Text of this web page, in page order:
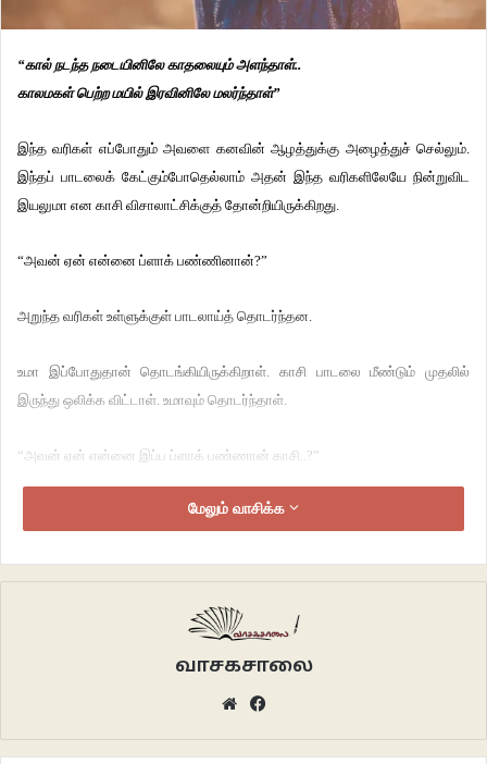
“கால் நடந்த நடையினிலே காதலையும் அளந்தாள்..
காலமகள் பெற்ற மயில் இரவினிலே மலர்ந்தாள்”
இந்த வரிகள் எப்போதும் அவளை கனவின் ஆழத்துக்கு அழைத்துச் செல்லும்.
இந்தப் பாடலைக் கேட்கும்போதெல்லாம் அதன் இந்த வரிகளிலேயே நின்றுவிட
இயலுமா என காசி விசாலாட்சிக்குத் தோன்றியிருக்கிறது.
“அவன் ஏன் என்னை ப்ளாக் பண்ணினான்?”
அறுந்த வரிகள் உள்ளுக்குள் பாடலாய்த் தொடர்ந்தன.
உமா இப்போதுதான் தொடங்கியிருக்கிறாள். காசி பாடலை மீண்டும் முதலில்
இருந்து ஒலிக்க விட்டாள். உமாவும் தொடர்ந்தாள்.
“அவன் ஏன் என்னை இப்ப ப்ளாக் பண்ணான் காசி..?”
“அவள் கண்ணிரெண்டில் ஆடுதம்மா காதல் கொண்ட மனது…”
காசி மெதுவாக முணுமுணுத்தாள்.
“காதல் கொண்ட மனசு எப்படி இருக்கும் தெரியுமா காசி…?”
காசி தான் உட்கார்ந்திருந்த இடத்தை விட்டு முன்நகர்ந்து உமாவின் கையைப்
பிடித்தாள். காசியின் டீ ஷர்ட் கைமடிப்பிற்குள் இருந்து வெளிப்பட்ட வெள்ளிக்
மேலும் வாசிக்க
வாசகசாலை
Website